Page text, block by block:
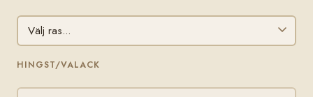
HINGST/VALACK